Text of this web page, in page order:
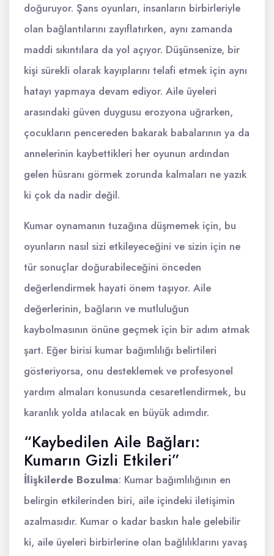
doğuruyor. Şans oyunları, insanların birbirleriyle
olan bağlantılarını zayıflatırken, aynı zamanda
maddi sıkıntılara da yol açıyor. Düşünsenize, bir
kişi sürekli olarak kayıplarını telafi etmek için aynı
hatayı yapmaya devam ediyor. Aile üyeleri
arasındaki güven duygusu erozyona uğrarken,
çocukların pencereden bakarak babalarının ya da
annelerinin kaybettikleri her oyunun ardından
gelen hüsranı görmek zorunda kalmaları ne yazık
ki çok da nadir değil.
Kumar oynamanın tuzağına düşmemek için, bu
oyunların nasıl sizi etkileyeceğini ve sizin için ne
tür sonuçlar doğurabileceğini önceden
değerlendirmek hayati önem taşıyor. Aile
değerlerinin, bağların ve mutluluğun
kaybolmasının önüne geçmek için bir adım atmak
şart. Eğer birisi kumar bağımlılığı belirtileri
gösteriyorsa, onu desteklemek ve profesyonel
yardım almaları konusunda cesaretlendirmek, bu
karanlık yolda atılacak en büyük adımdır.
“Kaybedilen Aile Bağları:
Kumarın Gizli Etkileri”
İlişkilerde Bozulma: Kumar bağımlılığının en
belirgin etkilerinden biri, aile içindeki iletişimin
azalmasıdır. Kumar o kadar baskın hale gelebilir
ki, aile üyeleri birbirlerine olan bağlılıklarını yavaş